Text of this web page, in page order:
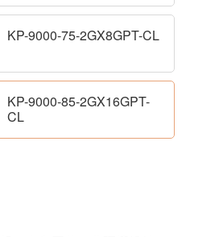
KP-9000-75-2GX8GPT-CL
KP-9000-85-2GX16GPT-
CL